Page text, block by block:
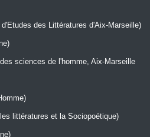
des Littératures d'Aix-Marseille)
sciences de l'homme, Aix-Marseille
littératures et la Sociopoétique)